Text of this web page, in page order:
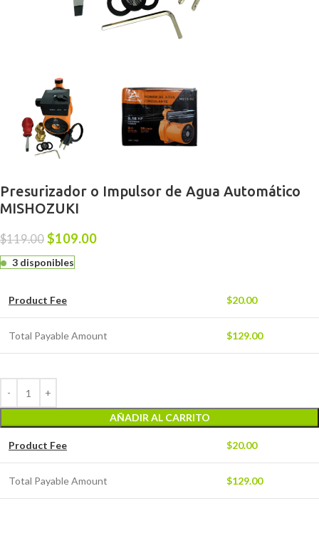
Presurizador o Impulsor de Agua Automático
MISHOZUKI
$119.00 $109.00
3 disponibles
Product Fee $20.00
Total Payable Amount $129.00
AÑADIR AL CARRITO
Product Fee $20.00
Total Payable Amount $129.00